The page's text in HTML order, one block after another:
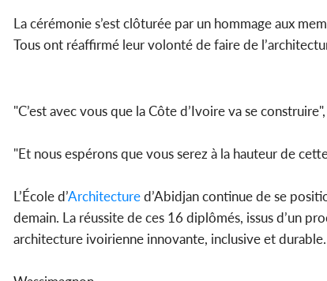
La cérémonie s’est clôturée par un hommage aux
Tous ont réaffirmé leur volonté de faire de
"C’est avec vous que la Côte d’Ivoire va se
"Et nous espérons que vous serez à la hauteur de
L’École d’Architectured’Abidjan continue de se
demain. La réussite de ces 16 diplômés, issus d’un
architecture ivoirienne innovante, inclusive et durable.